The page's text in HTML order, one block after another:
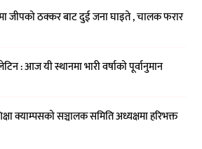
जीपको ठक्कर बाट दुई जना घाइते , चालक फरार
: आज यी स्थानमा भारी वर्षाको पूर्वानुमान
क्याम्पसको सञ्चालक समिति अध्यक्षमा हरिभक्त